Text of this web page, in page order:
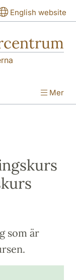
English website
Mer
som är